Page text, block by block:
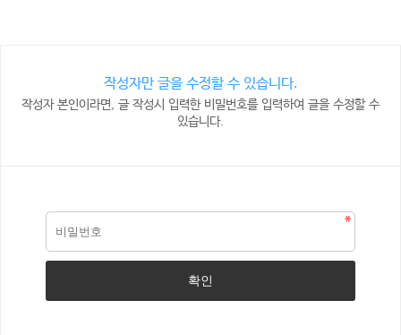
작성자만 글을 수정할 수 있습니다.
작성자 본인이라면, 글 작성시 입력한 비밀번호를 입력하여 글을 수정할 수
있습니다.